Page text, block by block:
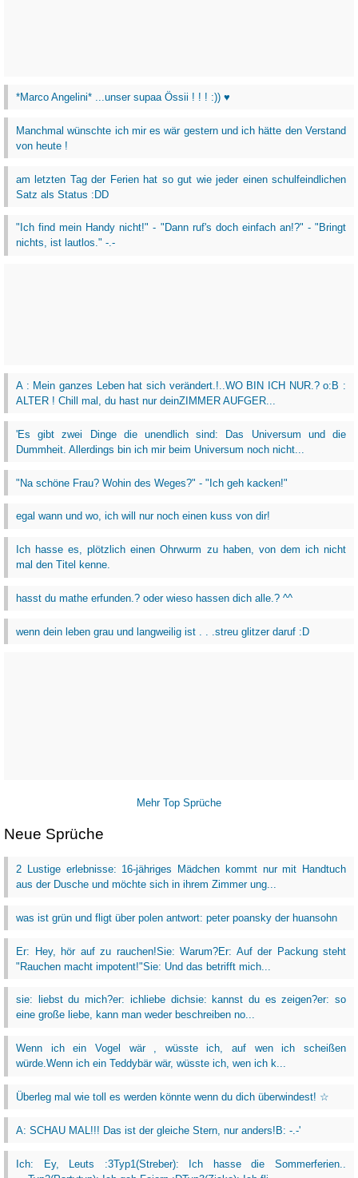
*Marco Angelini* ...unser supaa Össii ! ! ! :)) ♥
Manchmal wünschte ich mir es wär gestern und ich hätte den Verstand
von heute !
am letzten Tag der Ferien hat so gut wie jeder einen schulfeindlichen
Satz als Status :DD
"Ich find mein Handy nicht!" - "Dann ruf's doch einfach an!?" - "Bringt
nichts, ist lautlos." -.-
A : Mein ganzes Leben hat sich verändert.!..WO BIN ICH NUR.? o:B :
ALTER ! Chill mal, du hast nur deinZIMMER AUFGER...
'Es gibt zwei Dinge die unendlich sind: Das Universum und die
Dummheit. Allerdings bin ich mir beim Universum noch nicht...
"Na schöne Frau? Wohin des Weges?" - "Ich geh kacken!"
egal wann und wo, ich will nur noch einen kuss von dir!
Ich hasse es, plötzlich einen Ohrwurm zu haben, von dem ich nicht
mal den Titel kenne.
hasst du mathe erfunden.? oder wieso hassen dich alle.? ^^
wenn dein leben grau und langweilig ist . . .streu glitzer daruf :D
Mehr Top Sprüche
Neue Sprüche
2 Lustige erlebnisse: 16-jähriges Mädchen kommt nur mit Handtuch
aus der Dusche und möchte sich in ihrem Zimmer ung...
was ist grün und fligt über polen antwort: peter poansky der huansohn
Er: Hey, hör auf zu rauchen!Sie: Warum?Er: Auf der Packung steht
"Rauchen macht impotent!"Sie: Und das betrifft mich...
sie: liebst du mich?er: ichliebe dichsie: kannst du es zeigen?er: so
eine große liebe, kann man weder beschreiben no...
Wenn ich ein Vogel wär , wüsste ich, auf wen ich scheißen
würde.Wenn ich ein Teddybär wär, wüsste ich, wen ich k...
Überleg mal wie toll es werden könnte wenn du dich überwindest! ☆
A: SCHAU MAL!!! Das ist der gleiche Stern, nur anders!B: -.-'
Ich: Ey, Leuts :3Typ1(Streber): Ich hasse die Sommerferien..